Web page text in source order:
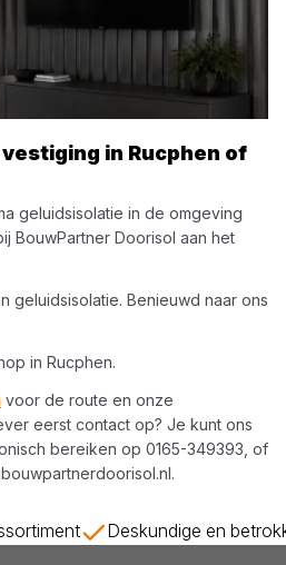
vestiging in Rucphen of
geluidsisolatie in de omgeving
BouwPartner Doorisol aan het
geluidsisolatie. Benieuwd naar ons
in Rucphen.
voor de route en onze
eerst contact op? Je kunt ons
bereiken op 0165-349393 , of
.
Deskundige en